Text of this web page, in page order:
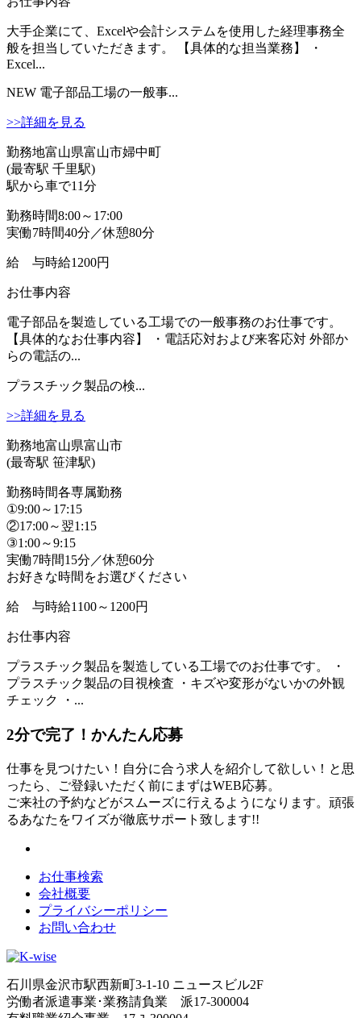
大手企業にて、Excelや会計システムを使用した経理事務全
般を担当していただきます。 【具体的な担当業務】 ・
Excel...
NEW 電子部品工場の一般事...
>>詳細を見る
勤務地富山県富山市婦中町
(最寄駅 千里駅)
駅から車で11分
勤務時間8:00～17:00
実働7時間40分／休憩80分
給 与時給1200円
お仕事内容
電子部品を製造している工場での一般事務のお仕事です。
【具体的なお仕事内容】 ・電話応対および来客応対 外部か
らの電話の...
プラスチック製品の検...
>>詳細を見る
勤務地富山県富山市
(最寄駅 笹津駅)
勤務時間各専属勤務
①9:00～17:15
②17:00～翌1:15
③1:00～9:15
実働7時間15分／休憩60分
お好きな時間をお選びください
給 与時給1100～1200円
お仕事内容
プラスチック製品を製造している工場でのお仕事です。 ・
プラスチック製品の目視検査 ・キズや変形がないかの外観
チェック ・...
2分で完了！かんたん応募
仕事を見つけたい！自分に合う求人を紹介して欲しい！と思
ったら、ご登録いただく前にまずはWEB応募。
ご来社の予約などがスムーズに行えるようになります。頑張
るあなたをワイズが徹底サポート致します!!
お仕事検索
会社概要
プライバシーポリシー
お問い合わせ
石川県金沢市駅西新町3-1-10 ニュースビル2F
労働者派遣事業･業務請負業 派17-300004